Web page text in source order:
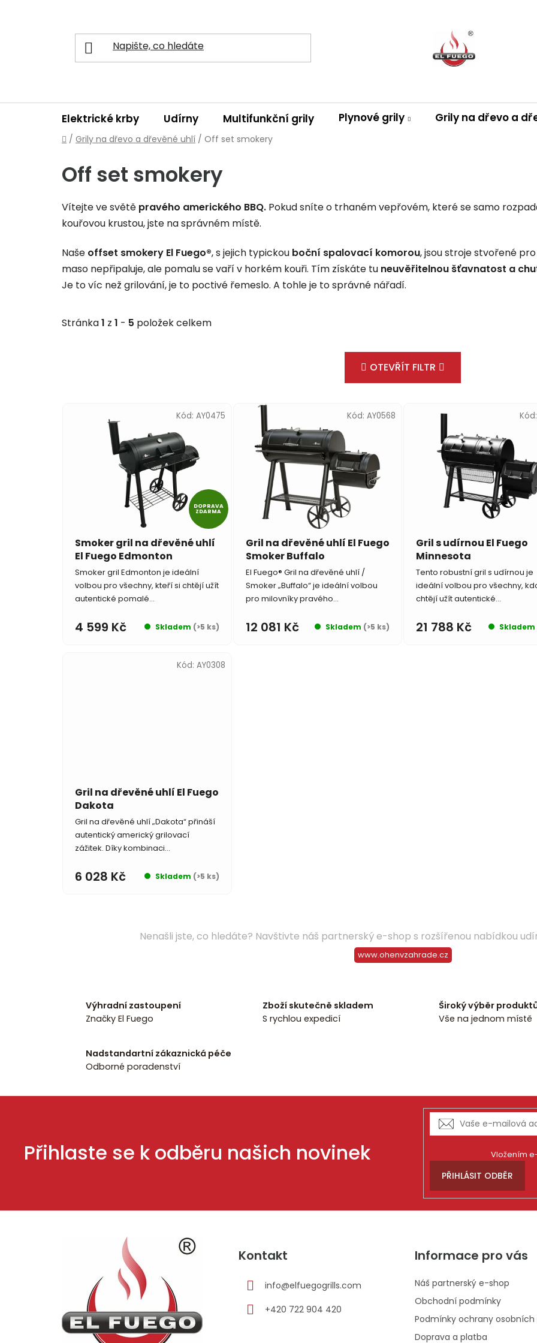
Elektrické krby Udírny Multifunkční grily Plynové grily Grily na dřevo a
Domů
/ Grily na dřevo a dřevěné uhlí / Off set smokery
Off set smokery
Vítejte ve světě pravého amerického BBQ. Pokud sníte o trhaném vepřovém, které se samo
kouřovou krustou, jste na správném místě.
Naše offset smokery El Fuego®, s jejich typickou boční spalovací komorou, jsou stroje stvořené pro
maso nepřipaluje, ale pomalu se vaří v horkém kouři. Tím získáte tu neuvěřitelnou šťavnatost a
Je to víc než grilování, je to poctivé řemeslo. A tohle je to správné nářadí.
Stránka1 z 1 - 5 položek celkem
OTEVŘÍT FILTR
DOPRAVA
ZDARMA
Smoker gril na dřevěné uhlí
El Fuego Edmonton
Skladem (>5 ks)
4 599 Kč
Smoker gril Edmonton je ideální
volbou pro všechny, kteří si chtějí užít
autentické pomalé...
Kód: AY0475
Gril na dřevěné uhlí El Fuego
Smoker Buffalo
Skladem (>5 ks)
12 081 Kč
El Fuego® Gril na dřevěné uhlí /
Smoker „Buffalo“ je ideální volbou
pro milovníky pravého...
Kód: AY0568
Gril s udírnou El Fuego
Minnesota
Skladem
21 788 Kč
Tento robustní gril s udírnou je
ideální volbou pro všechny,
chtějí užít autentické...
Kód:
Gril na dřevěné uhlí El Fuego
Dakota
Skladem (>5 ks)
6 028 Kč
Gril na dřevěné uhlí „Dakota“ přináší
autentický americký grilovací
zážitek. Díky kombinaci...
Kód: AY0308
l
á
d
ý
Nenašli jste, co hledáte? Navštivte náš partnerský e-shop s rozšířenou nabídkou
www.ohenvzahrade.cz
Výhradní zastoupení
Značky El Fuego
Zboží skutečně skladem
S rychlou expedicí
Široký výběr
Vše na jednom místě
Nadstandartní zákaznická péče
Odborné poradenství
Přihlaste se k odběru našich novinek Vložením
PŘIHLÁSIT ODBĚR
Kontakt
info@elfuegogrills.com
+420 722 904 420
Informace pro vás
Náš partnerský e-shop
Obchodní podmínky
Podmínky ochrany osobních
Doprava a platba